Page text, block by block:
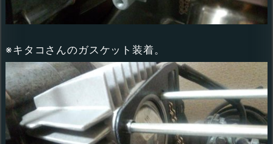
※キタコさんのガスケット装着。